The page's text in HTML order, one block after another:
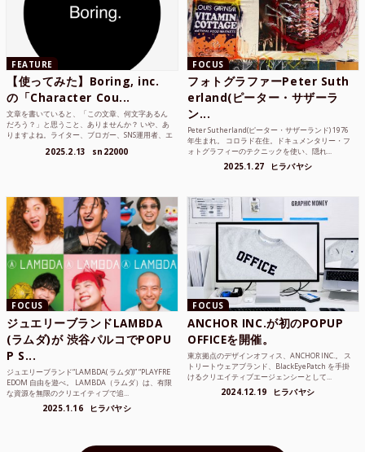
FEATURE
【使ってみた】Boring, inc.
の「Character Cou...
文章を書いていると、「この文章、何文字あるん
だろう？」と思うこと、ありませんか？ いや、あ
りますよね。ライター、ブロガー、SNS運用者、エ
2025.2.13 sn22000
FOCUS
フォトグラファーPeter Suth
erland(ピーター・サザーラ
ン...
Peter Sutherland(ピーター・サザーランド) 1976
年生まれ。 コロラド在住。ドキュメンタリー・フ
ォトグラフィーのテクニックを使い、隠れ...
2025.1.27 ヒラバヤシ
FOCUS
ジュエリーブランドLAMBDA
(ラムダ)が 渋谷パルコでPOPU
P S...
ジュエリーブランド“LAMBDA( ラムダ))” “PLAYFRE
EDOM 自由を遊べ。 LAMBDA（ラムダ）は、有限
な資源を無限のクリエイティブで追...
2025.1.16 ヒラバヤシ
FOCUS
ANCHOR INC.が初のPOPUP
OFFICEを開催。
東京拠点のデザインオフィス、ANCHOR INC.。 ス
トリートウェアブランド、BlackEyePatch を手掛
けるクリエイティブエージェンシーとして...
2024.12.19 ヒラバヤシ